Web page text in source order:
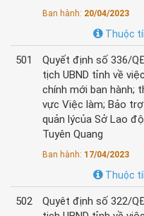
Ban hành: 20/04/2023
Thuộc
501
Quyết định số 336/
tịch UBND tỉnh về
chính mới ban hành;
vực Việc làm; Bảo
quản lýcủa Sở Lao
Tuyên Quang
Ban hành: 17/04/2023
Thuộc
502
Quyêt định số 322/